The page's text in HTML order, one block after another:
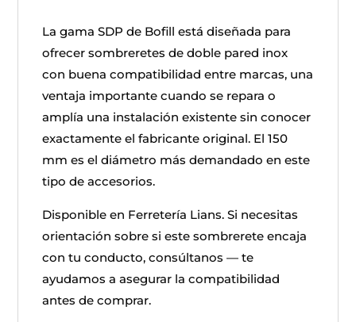
La gama SDP de Bofill está diseñada para
ofrecer sombreretes de doble pared inox
con buena compatibilidad entre marcas, una
ventaja importante cuando se repara o
amplía una instalación existente sin conocer
exactamente el fabricante original. El 150
mm es el diámetro más demandado en este
tipo de accesorios.
Disponible en Ferretería Lians. Si necesitas
orientación sobre si este sombrerete encaja
con tu conducto, consúltanos — te
ayudamos a asegurar la compatibilidad
antes de comprar.